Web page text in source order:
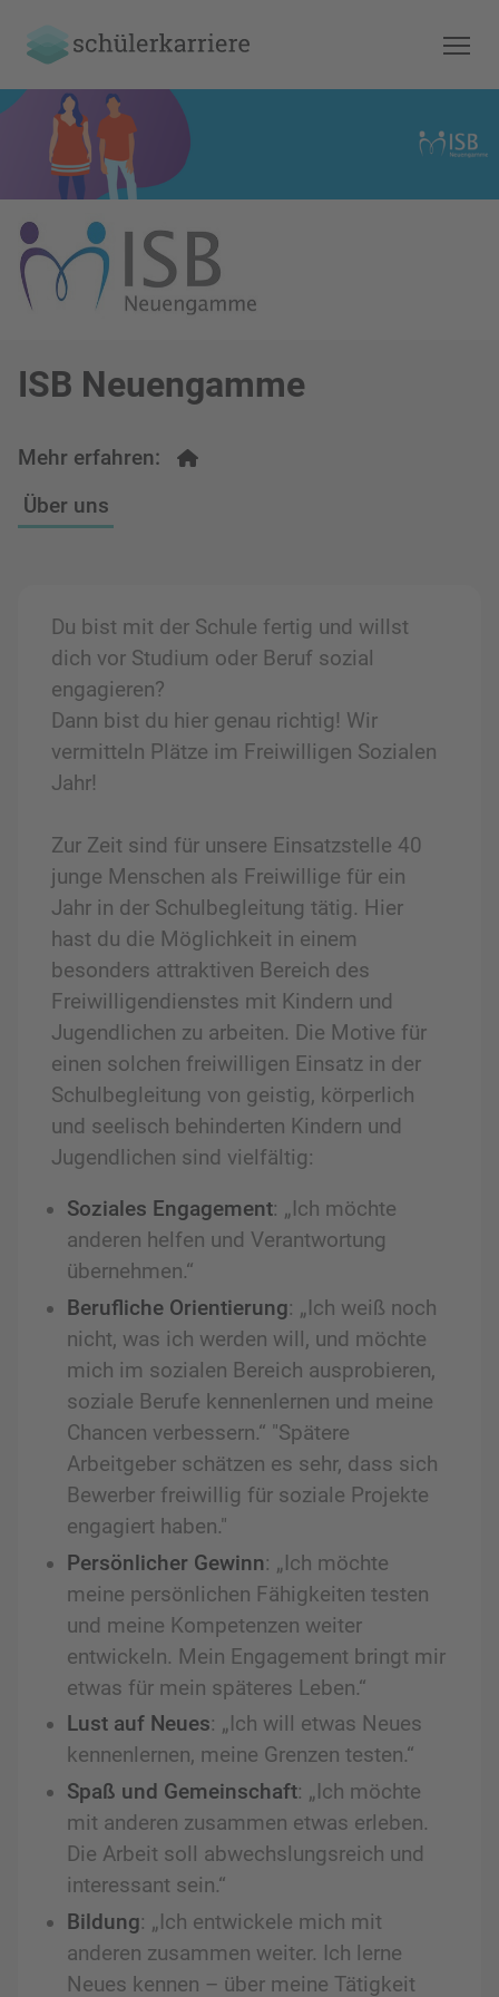
ISB Neuengamme
Über uns
Mehr erfahren:
Du bist mit der Schule fertig und willst
dich vor Studium oder Beruf sozial
engagieren?
Dann bist du hier genau richtig! Wir
vermitteln Plätze im Freiwilligen Sozialen
Jahr!
Zur Zeit sind für unsere Einsatzstelle 40
junge Menschen als Freiwillige für ein
Jahr in der Schulbegleitung tätig. Hier
hast du die Möglichkeit in einem
besonders attraktiven Bereich des
Freiwilligendienstes mit Kindern und
Jugendlichen zu arbeiten. Die Motive für
einen solchen freiwilligen Einsatz in der
Schulbegleitung von geistig, körperlich
und seelisch behinderten Kindern und
Jugendlichen sind vielfältig:
Soziales Engagement: „Ich möchte
anderen helfen und Verantwortung
übernehmen.“
Berufliche Orientierung: „Ich weiß noch
nicht, was ich werden will, und möchte
mich im sozialen Bereich ausprobieren,
soziale Berufe kennenlernen und meine
Chancen verbessern.“ "Spätere
Arbeitgeber schätzen es sehr, dass sich
Bewerber freiwillig für soziale Projekte
engagiert haben."
Persönlicher Gewinn: „Ich möchte
meine persönlichen Fähigkeiten testen
und meine Kompetenzen weiter
entwickeln. Mein Engagement bringt mir
etwas für mein späteres Leben.“
Lust auf Neues: „Ich will etwas Neues
kennenlernen, meine Grenzen testen.“
Spaß und Gemeinschaft: „Ich möchte
mit anderen zusammen etwas erleben.
Die Arbeit soll abwechslungsreich und
interessant sein.“
Bildung: „Ich entwickele mich mit
anderen zusammen weiter. Ich lerne
Neues kennen – über meine Tätigkeit